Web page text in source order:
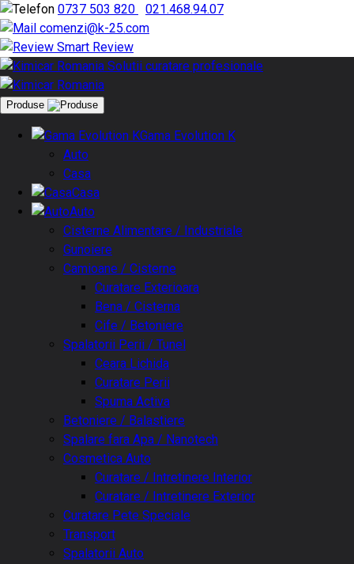
0737 503 820
021.468.94.07
comenzi@k-25.com
Smart Review
Produse
Gama Evolution K
Auto
Casa
Casa
Auto
Cisterne Alimentare / Industriale
Gunoiere
Camioane / Cisterne
Curatare Exterioara
Bena / Cisterna
Cife / Betoniere
Spalatorii Perii / Tunel
Ceara Lichida
Curatare Perii
Spuma Activa
Betoniere / Balastiere
Spalare fara Apa / Nanotech
Cosmetica Auto
Curatare / Intretinere Interior
Curatare / Intretinere Exterior
Curatare Pete Speciale
Transport
Spalatorii Auto